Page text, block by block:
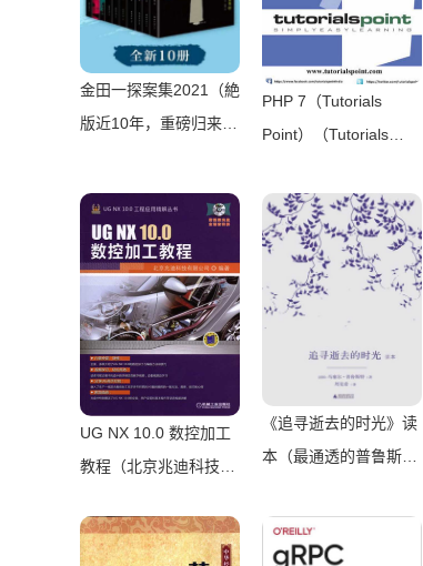
金田一探案集2021（絶
版近10年，重磅归来！
乱步、青山刚昌推荐。
惊骇悬念+诡秘人性，
入坑推理佳选，一套10
本过足瘾！精美和风装
帧，日本系列销量超
5500万册）（横沟正
史）（壹页科技
PHP 7（Tutorials
Point）（Tutorials
UG NX 10.0 数控加工
教程（北京兆迪科技有
版社 2016）
《追寻逝去的时光》读
本（最通透的普鲁斯特
卷本，一字不易；附赠
《普罗斯特纸上展